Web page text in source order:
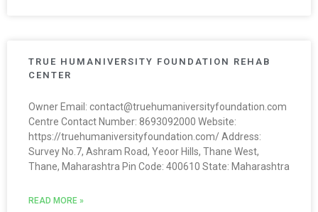
TRUE HUMANIVERSITY FOUNDATION REHAB
CENTER
Owner Email: contact@truehumaniversityfoundation.com
Centre Contact Number: 8693092000 Website:
https://truehumaniversityfoundation.com/ Address:
Survey No.7, Ashram Road, Yeoor Hills, Thane West,
Thane, Maharashtra Pin Code: 400610 State: Maharashtra
READ MORE »